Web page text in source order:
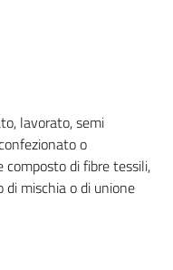
lavorato, semi
o
di fibre tessili,
mischia o di unione